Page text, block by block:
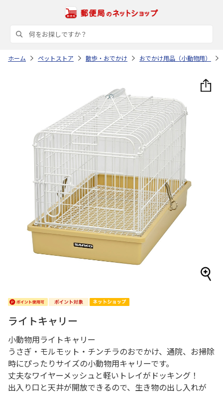
ホーム ペットストア 散歩・おでかけ おでかけ用品（小動物用）
ライトキャリー
小動物用ライトキャリー
うさぎ・モルモット・チンチラのおでかけ、通院、お掃除
時にぴったりサイズの小動物用キャリーです。
丈夫なワイヤーメッシュと軽いトレイがドッキング！
出入り口と天井が開放できるので、生き物の出し入れが